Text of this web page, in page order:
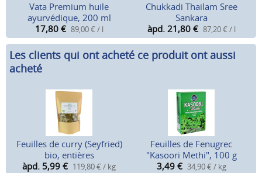
Vata Premium huile
ayurvédique, 200 ml
17,80 € 89,00 € / l
Chukkadi Thailam Sree
Sankara
àpd. 21,80 € 87,20 € / l
Les clients qui ont acheté ce produit ont aussi
acheté
Feuilles de curry (Seyfried)
bio, entières
àpd. 5,99 € 119,80 € / kg
Feuilles de Fenugrec
"Kasoori Methi", 100 g
3,49 € 34,90 € / kg